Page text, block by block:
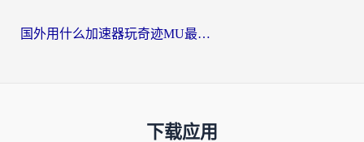
国外用什么加速器玩奇迹MU最好？2026海外玩家国服游戏加速全攻略
下载应用